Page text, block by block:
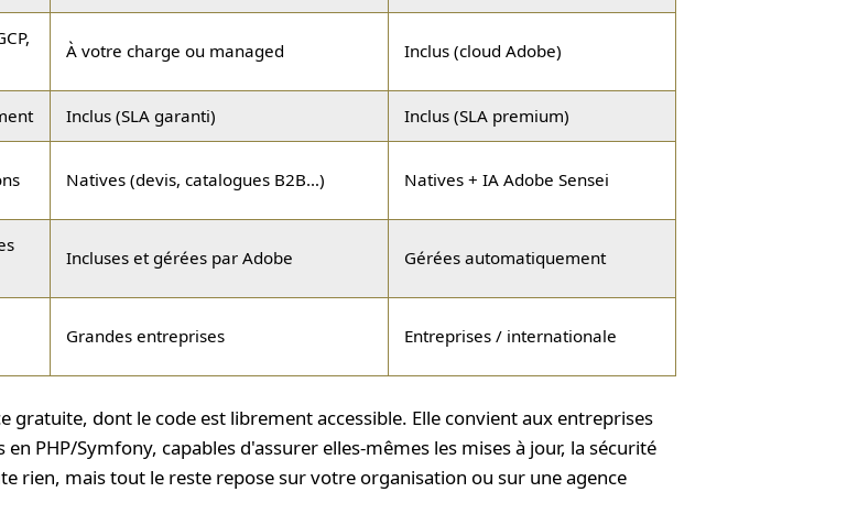
À votre charge ou managed Inclus (cloud Adobe)
Inclus (SLA garanti) Inclus (SLA premium)
Natives (devis, catalogues B2B…) Natives + IA Adobe Sensei
Incluses et gérées par Adobe Gérées automatiquement
Grandes entreprises Entreprises / internationale
gratuite, dont le code est librement accessible. Elle convient aux entreprises
PHP/Symfony, capables d'assurer elles-mêmes les mises à jour, la sécurité
rien, mais tout le reste repose sur votre organisation ou sur une agence